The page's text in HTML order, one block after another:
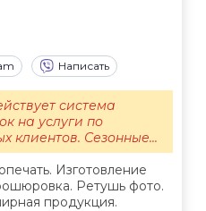
Написать
Изготовление
Ретушь фото.
продукция.
система
на услуги по
клиентов. Сезонные...